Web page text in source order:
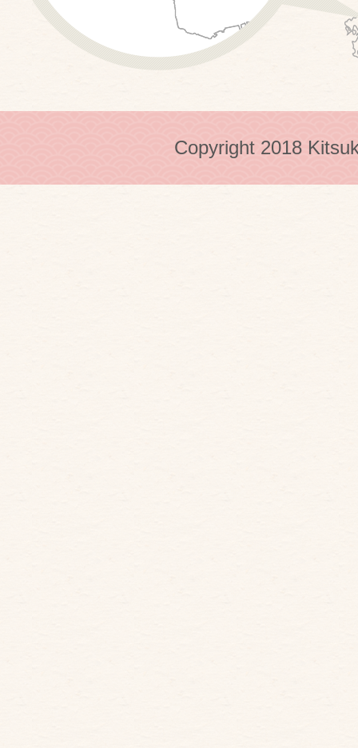
Copyright 2018